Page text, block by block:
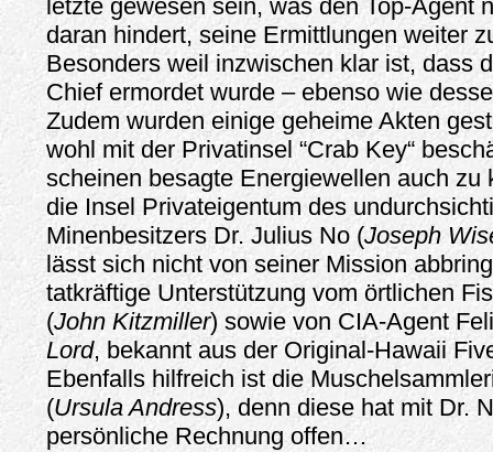
letzte gewesen sein, was den Top-Agent
daran hindert, seine Ermittlungen weiter
Besonders weil inzwischen klar ist, dass
Chief ermordet wurde – ebenso wie
Zudem wurden einige geheime Akten
wohl mit der Privatinsel “Crab Key“
scheinen besagte Energiewellen auch zu
die Insel Privateigentum des
Minenbesitzers Dr. Julius No (Joseph
lässt sich nicht von seiner Mission
tatkräftige Unterstützung vom örtlichen
(John Kitzmiller) sowie von CIA-Agent
Lord, bekannt aus der Original-Hawaii
Ebenfalls hilfreich ist die
(Ursula Andress), denn diese hat mit Dr.
persönliche Rechnung offen…